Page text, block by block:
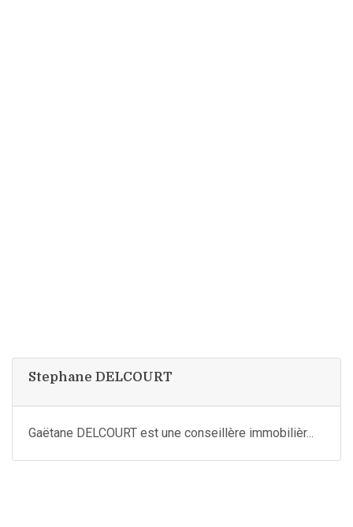
Stephane DELCOURT
Gaëtane DELCOURT est une conseillère immobilièr...